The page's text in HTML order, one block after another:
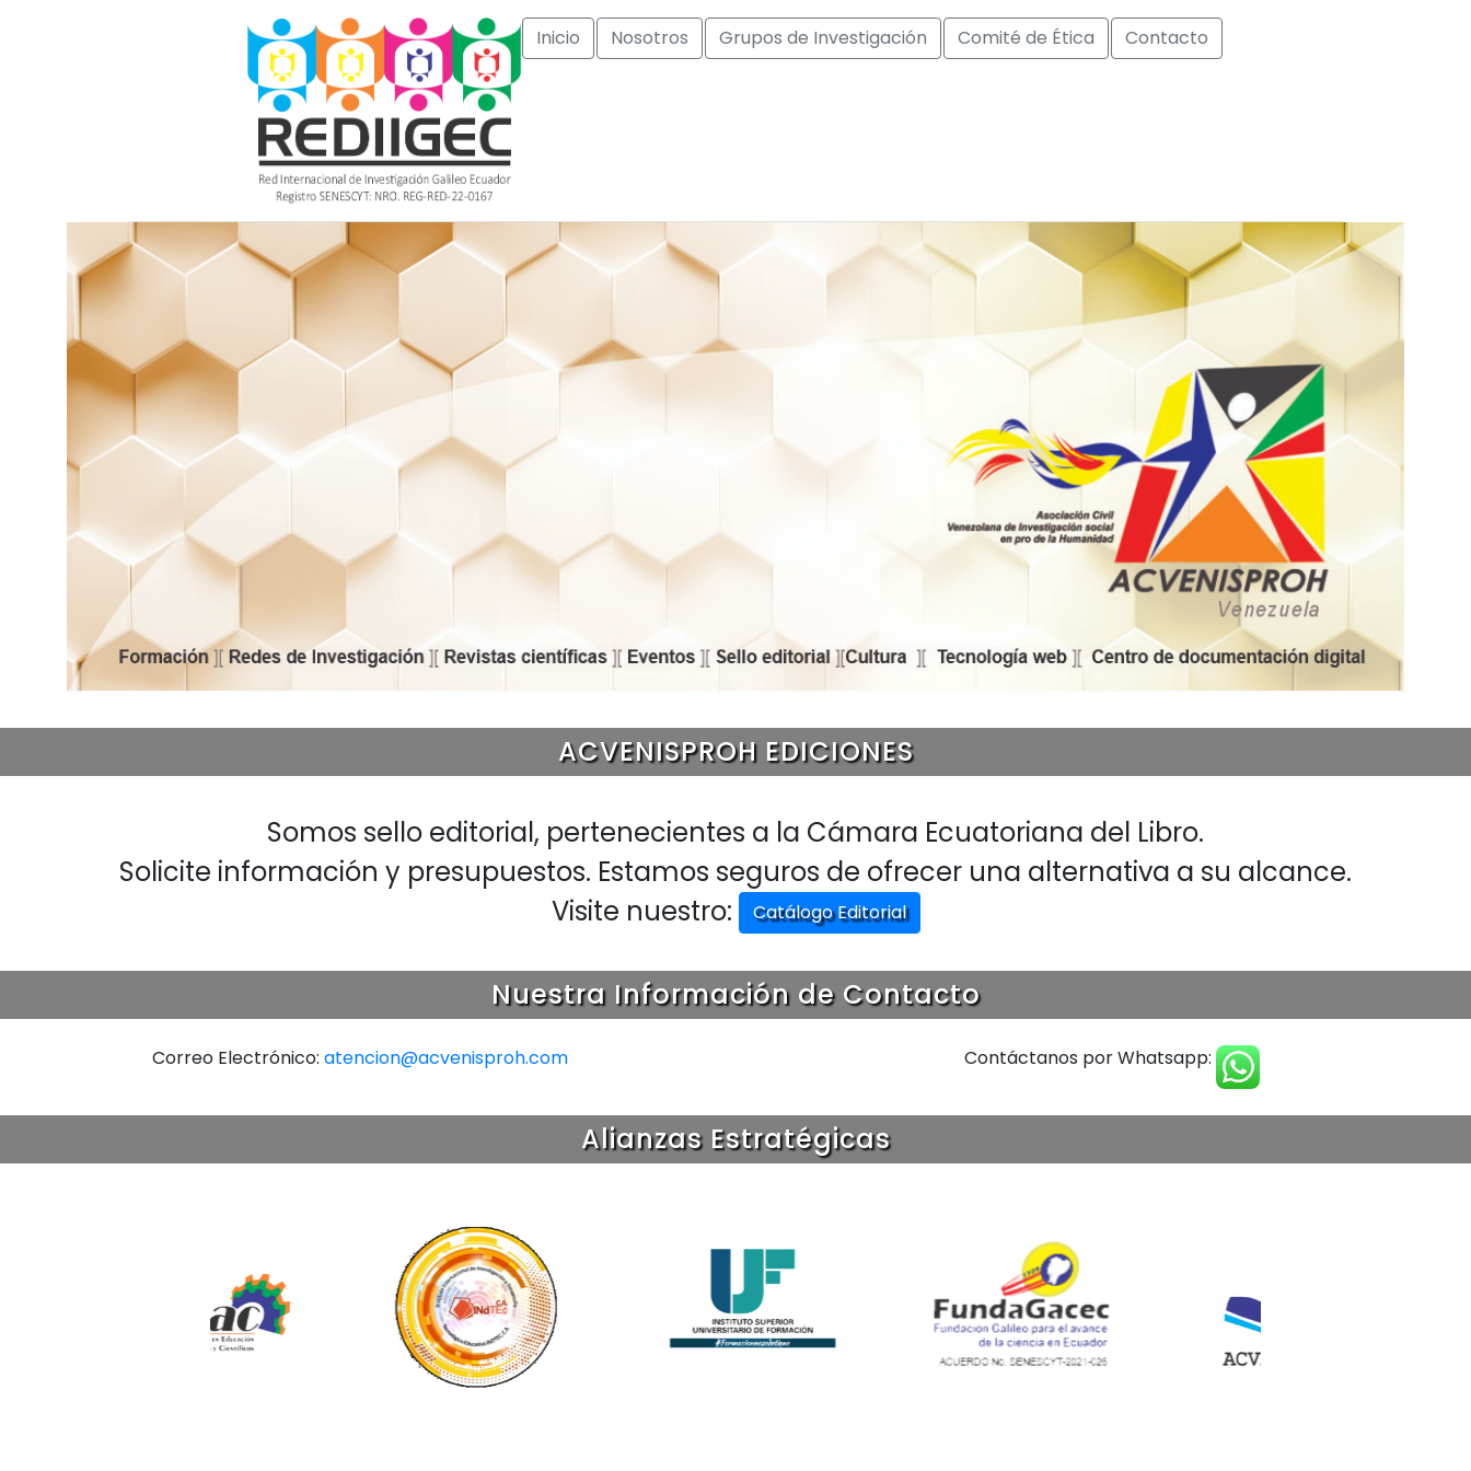
Inicio Nosotros Grupos de Investigación Comité de Ética Contacto
ACVENISPROH EDICIONES
Somos sello editorial, pertenecientes a la Cámara Ecuatoriana del Libro.
Solicite información y presupuestos. Estamos seguros de ofrecer una alternativa a su alcance.
Visite nuestro:
Catálogo Editorial
Nuestra Información de Contacto
Correo Electrónico: atencion@acvenisproh.com Contáctanos por Whatsapp:
Alianzas Estratégicas